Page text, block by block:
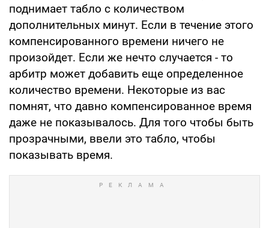
поднимает табло с количеством
дополнительных минут. Если в течение этого
компенсированного времени ничего не
произойдет. Если же нечто случается - то
арбитр может добавить еще определенное
количество времени. Некоторые из вас
помнят, что давно компенсированное время
даже не показывалось. Для того чтобы быть
прозрачными, ввели это табло, чтобы
показывать время.